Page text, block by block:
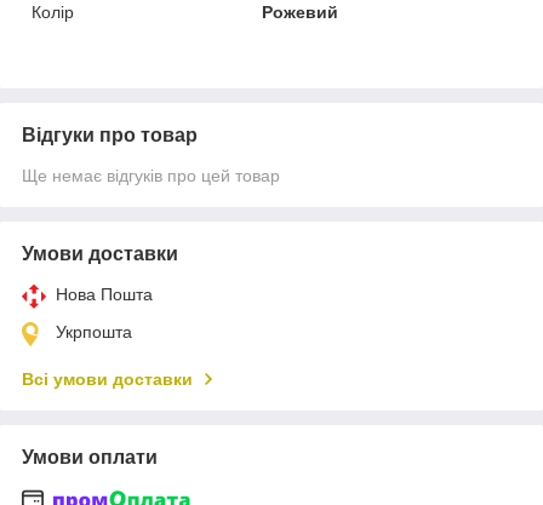
Колір
Рожевий
Відгуки про товар
Ще немає відгуків про цей товар
Умови доставки
Нова Пошта
Укрпошта
Всі умови доставки
Умови оплати